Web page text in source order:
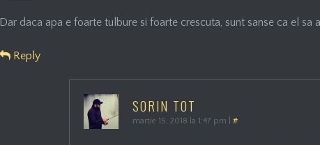
Dar daca apa e foarte tulbure si foarte crescuta, sunt sanse ca el sa
Reply
SORIN TOT
martie 15, 2018 la 1:47 pm #